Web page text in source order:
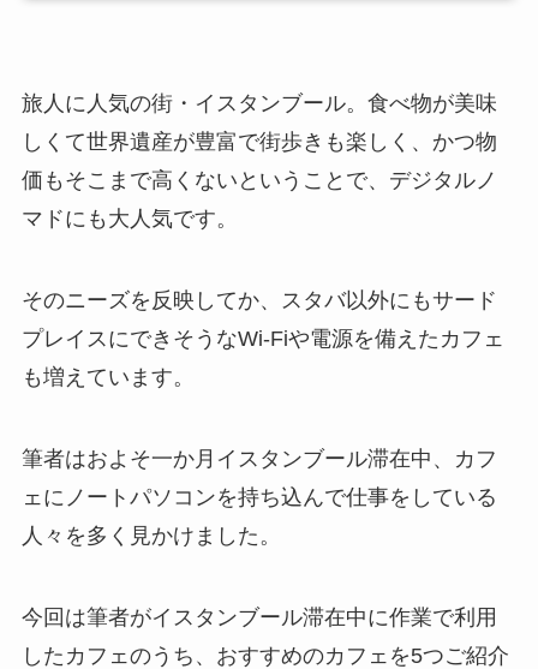
旅人に人気の街・イスタンブール。食べ物が美味
しくて世界遺産が豊富で街歩きも楽しく、かつ物
価もそこまで高くないということで、デジタルノ
マドにも大人気です。
そのニーズを反映してか、スタバ以外にもサード
プレイスにできそうなWi-Fiや電源を備えたカフェ
も増えています。
筆者はおよそ一か月イスタンブール滞在中、カフ
ェにノートパソコンを持ち込んで仕事をしている
人々を多く見かけました。
今回は筆者がイスタンブール滞在中に作業で利用
したカフェのうち、おすすめのカフェを5つご紹介